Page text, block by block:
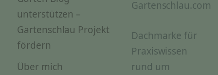
unterstützen –
Gartenschlau Projekt
fördern
Über mich
Gartenschlau.com
Dachmarke für
Praxiswissen
rund um